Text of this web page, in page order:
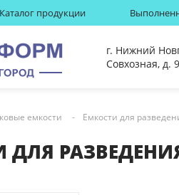
Каталог продукции
г. Нижний
Совхозная, д.
емкости Емкости для
ДЛЯ